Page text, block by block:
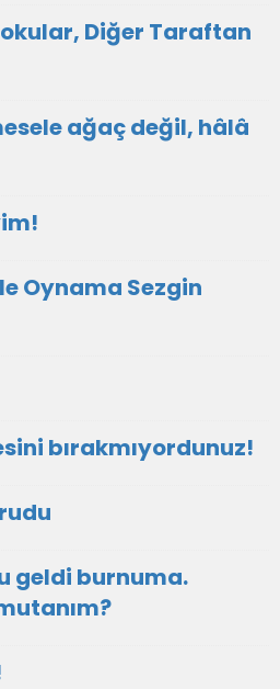
Diğer Taraftan
ağaç değil, hâlâ
Oynama Sezgin
bırakmıyordunuz!
geldi burnuma.